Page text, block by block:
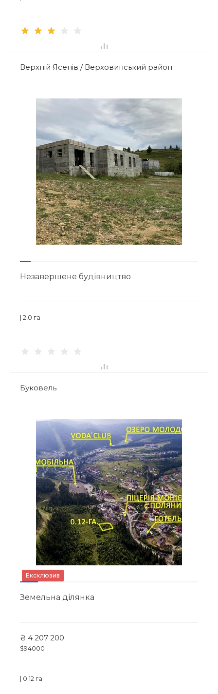
Верхній Ясенів / Верховинський район
Незавершене будівництво
| 2,0 га
Буковель
Ексклюзив
Земельна ділянка
₴ 4 207 200
$94000
| 0.12 га